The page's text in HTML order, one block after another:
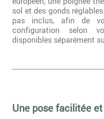
sol et des gonds
pas inclus, afin de
configuration selon
disponibles séparément
Une pose facilitée